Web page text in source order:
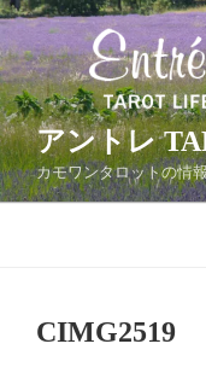
コ
ン
テ
ン
ツ
へ
ス
アントレ
カモワンタロットの情
CIMG2519